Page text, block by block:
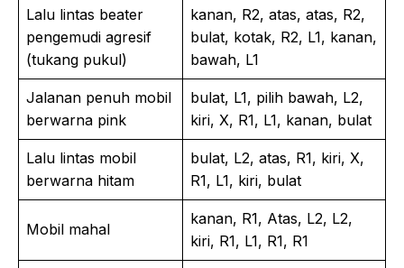
Lalu lintas beater
pengemudi agresif
(tukang pukul)
kanan, R2, atas, atas, R2,
bulat, kotak, R2, L1, kanan,
bawah, L1
Jalanan penuh mobil
berwarna pink
bulat, L1, pilih bawah, L2,
kiri, X, R1, L1, kanan, bulat
Lalu lintas mobil
berwarna hitam
bulat, L2, atas, R1, kiri, X,
R1, L1, kiri, bulat
Mobil mahal
kanan, R1, Atas, L2, L2,
kiri, R1, L1, R1, R1